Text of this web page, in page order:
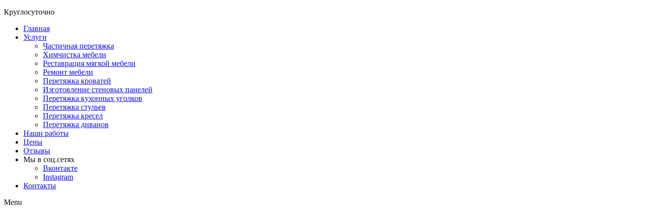
Круглосуточно
Главная
Услуги
Частичная перетяжка
Химчистка мебели
Реставрация мягкой мебели
Ремонт мебели
Перетяжка кроватей
Изготовление стеновых панелей
Перетяжка кухонных уголков
Перетяжка стульев
Перетяжка кресел
Перетяжка диванов
Наши работы
Цены
Отзывы
Мы в соц.сетях
Вконтакте
Instagram
Контакты
Menu